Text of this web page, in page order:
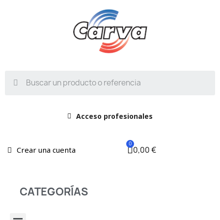
Acceso profesionales
Crear una cuenta 0,00 €
CATEGORÍAS